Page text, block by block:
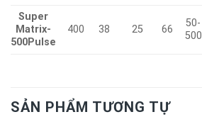
Super
Matrix-
500Pulse
400 38 25 66
50-
500
SẢN PHẨM TƯƠNG TỰ